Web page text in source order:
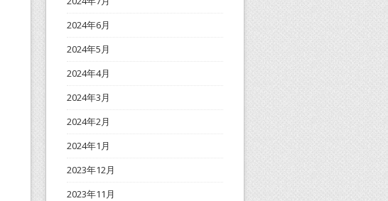
2024年6月
2024年5月
2024年4月
2024年3月
2024年2月
2024年1月
2023年12月
2023年11月